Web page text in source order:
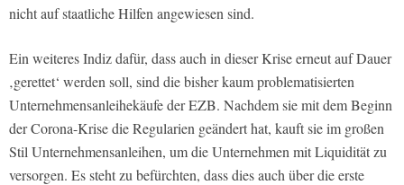
nicht auf staatliche Hilfen angewiesen sind.
Ein weiteres Indiz dafür, dass auch in dieser Krise erneut auf Dauer
‚gerettet‘ werden soll, sind die bisher kaum problematisierten
Unternehmensanleihekäufe der EZB. Nachdem sie mit dem Beginn
der Corona-Krise die Regularien geändert hat, kauft sie im großen
Stil Unternehmensanleihen, um die Unternehmen mit Liquidität zu
versorgen. Es steht zu befürchten, dass dies auch über die erste